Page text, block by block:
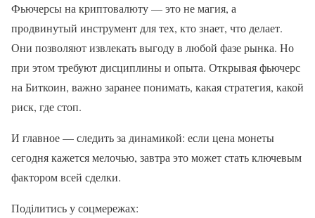
Фьючерсы на криптовалюту — это не магия, а
продвинутый инструмент для тех, кто знает, что делает.
Они позволяют извлекать выгоду в любой фазе рынка. Но
при этом требуют дисциплины и опыта. Открывая фьючерс
на Биткоин, важно заранее понимать, какая стратегия, какой
риск, где стоп.
И главное — следить за динамикой: если цена монеты
сегодня кажется мелочью, завтра это может стать ключевым
фактором всей сделки.
Поділитись у соцмережах: